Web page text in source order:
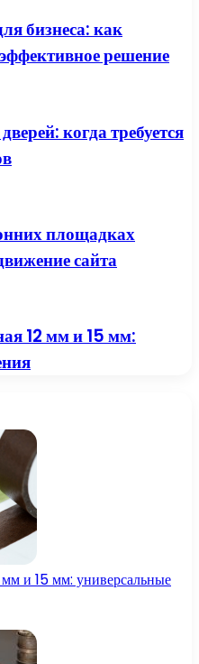
бизнеса: как
решение
когда требуется
площадках
сайта
12 мм и 15 мм:
и 15 мм: универсальные